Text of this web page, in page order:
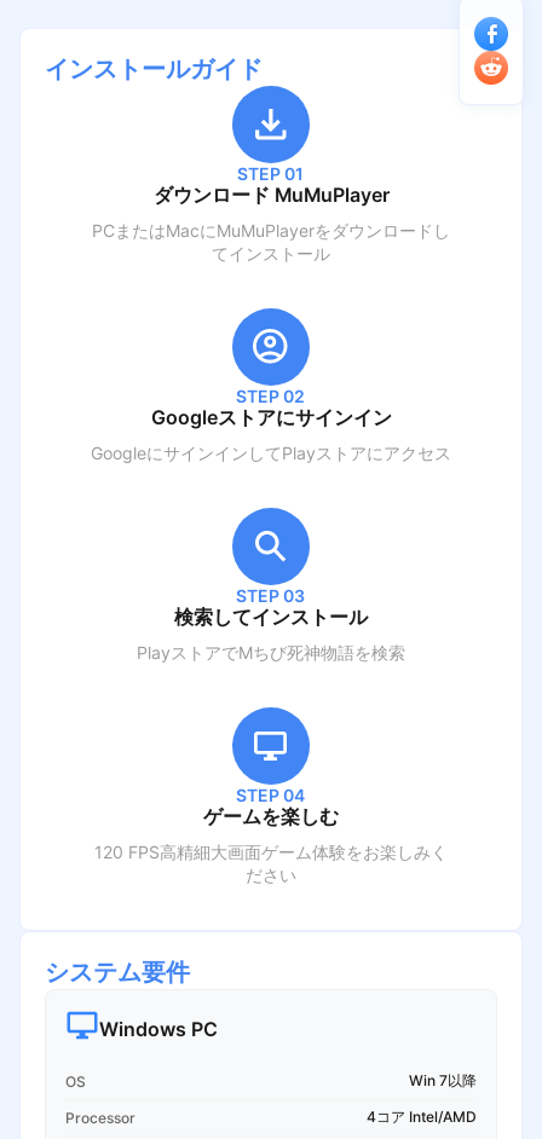
インストールガイド
STEP 01
ダウンロード MuMuPlayer
PCまたはMacにMuMuPlayerをダウンロードし
てインストール
STEP 02
Googleストアにサインイン
GoogleにサインインしてPlayストアにアクセス
STEP 03
検索してインストール
PlayストアでMちび死神物語を検索
STEP 04
ゲームを楽しむ
120 FPS高精細大画面ゲーム体験をお楽しみく
ださい
システム要件
Windows PC
OS Win 7以降
Processor 4コア Intel/AMD